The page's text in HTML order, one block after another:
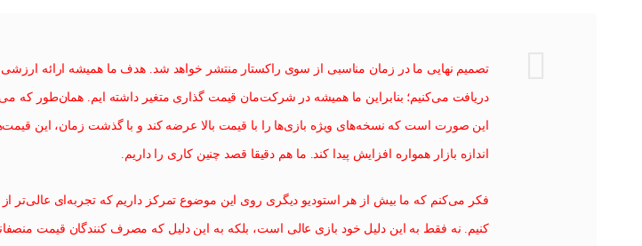
تصمیم نهایی ما در زمان مناسبی از سوی راکستار منتشر خواهد شد. هدف ما همیشه ارائه
دریافت می‌کنیم؛ بنابراین ما همیشه در شرکت‌مان قیمت گذاری متغیر داشته ایم. همان‌طور که
این صورت است که نسخه‌های ویژه بازی‌ها را با قیمت بالا عرضه کند و با گذشت زمان، این
اندازه بازار همواره افزایش پیدا کند. ما هم دقیقا قصد چنین کاری را داریم.
فکر می‌کنم که ما بیش از هر استودیو دیگری روی این موضوع تمرکز داریم که تجربه‌ای عالی‌تر از
کنیم. نه فقط به این دلیل خود بازی عالی است، بلکه به این دلیل که مصرف کنندگان قیمت